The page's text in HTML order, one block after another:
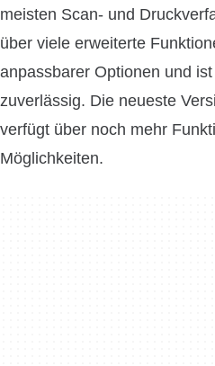
meisten Scan- und
über viele erweiterte
anpassbarer Optionen und
zuverlässig. Die neueste
verfügt über noch mehr
Möglichkeiten.